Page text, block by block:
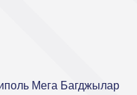
Мега Багджылар